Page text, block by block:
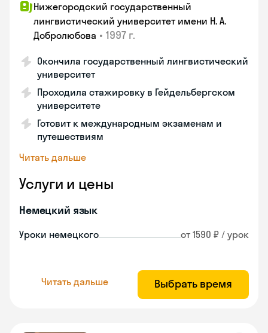
Нижегородский государственный
лингвистический университет имени Н. А.
Добролюбова • 1997 г.
Окончила государственный лингвистический
университет
Проходила стажировку в Гейдельбергском
университете
Готовит к международным экзаменам и
путешествиям
Читать дальше
Услуги и цены
Немецкий язык
Уроки немецкого от 1590 ₽ / урок
Читать дальше Выбрать время